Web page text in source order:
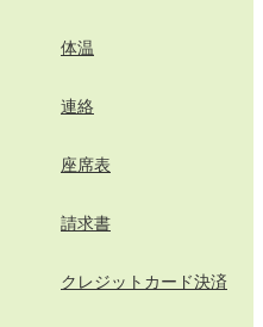
体温
連絡
座席表
請求書
クレジットカード決済